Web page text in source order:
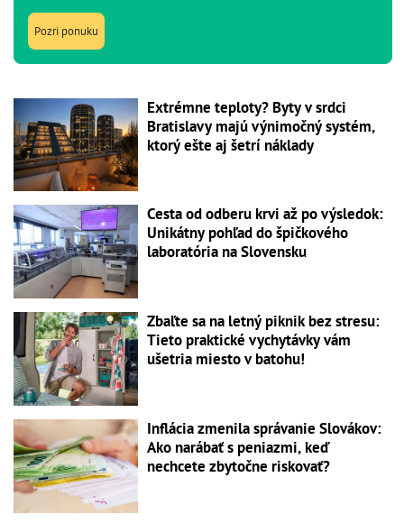
Pozri ponuku
Extrémne teploty? Byty v srdci
Bratislavy majú výnimočný systém,
ktorý ešte aj šetrí náklady
Cesta od odberu krvi až po výsledok:
Unikátny pohľad do špičkového
laboratória na Slovensku
Zbaľte sa na letný piknik bez stresu:
Tieto praktické vychytávky vám
ušetria miesto v batohu!
Inflácia zmenila správanie Slovákov:
Ako narábať s peniazmi, keď
nechcete zbytočne riskovať?